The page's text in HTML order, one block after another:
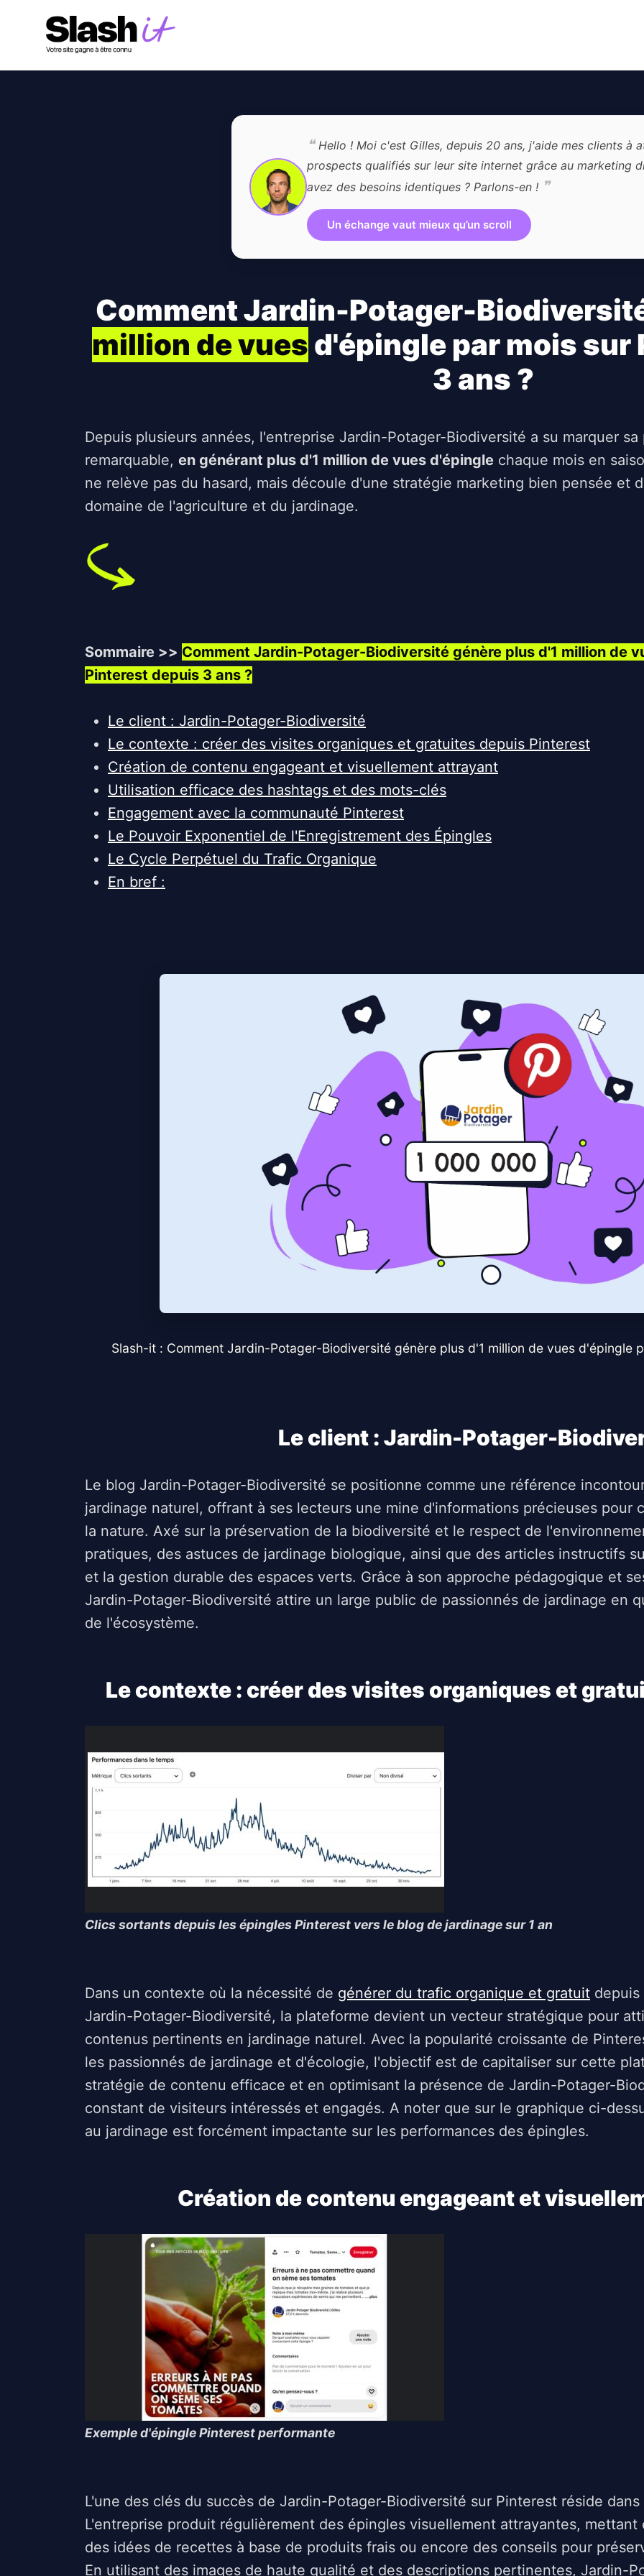
❝Hello ! Moi c'est Gilles, depuis 20 ans, j'aide mes clients à
prospects qualifiés sur leur site internet grâce au marketing
avez des besoins identiques ? Parlons-en ! ❞
Un échange vaut mieux qu’un scroll
Comment Jardin-Potager-
million de vues d'épingle par mois sur
3 ans ?
Depuis plusieurs années, l'entreprise Jardin-Potager-Biodiversité a su marquer
remarquable, en générant plus d'1 million de vues d'épingle chaque mois en
ne relève pas du hasard, mais découle d'une stratégie marketing bien pensée et
domaine de l'agriculture et du jardinage.
Sommaire >> Comment Jardin-Potager-Biodiversité génère plus d'1 million de
Pinterest depuis 3 ans ?
Le client : Jardin-Potager-Biodiversité
Le contexte : créer des visites organiques et gratuites depuis Pinterest
Création de contenu engageant et visuellement attrayant
Utilisation efficace des hashtags et des mots-clés
Engagement avec la communauté Pinterest
Le Pouvoir Exponentiel de l'Enregistrement des Épingles
Le Cycle Perpétuel du Trafic Organique
En bref :
Slash-it : Comment Jardin-Potager-Biodiversité génère plus d'1 million de vues d'épingle
Le client : Jardin-Potager-
Le blog Jardin-Potager-Biodiversité se positionne comme une référence
jardinage naturel, offrant à ses lecteurs une mine d'informations précieuses pour
la nature. Axé sur la préservation de la biodiversité et le respect de
pratiques, des astuces de jardinage biologique, ainsi que des articles instructifs
et la gestion durable des espaces verts. Grâce à son approche pédagogique et
Jardin-Potager-Biodiversité attire un large public de passionnés de jardinage en
de l'écosystème.
Le contexte : créer des visites organiques et
Clics sortants depuis les épingles Pinterest vers le blog de jardinage sur 1 an
Dans un contexte où la nécessité de générer du trafic organique et gratuit
Jardin-Potager-Biodiversité, la plateforme devient un vecteur stratégique pour
contenus pertinents en jardinage naturel. Avec la popularité croissante de
les passionnés de jardinage et d'écologie, l'objectif est de capitaliser sur cette
stratégie de contenu efficace et en optimisant la présence de Jardin-Potager-
constant de visiteurs intéressés et engagés. A noter que sur le graphique ci-
au jardinage est forcément impactante sur les performances des épingles.
Création de contenu engageant et
Exemple d'épingle Pinterest performante
L'une des clés du succès de Jardin-Potager-Biodiversité sur Pinterest réside
L'entreprise produit régulièrement des épingles visuellement attrayantes, mettant
des idées de recettes à base de produits frais ou encore des conseils pour
En utilisant des images de haute qualité et des descriptions pertinentes, Jardin-